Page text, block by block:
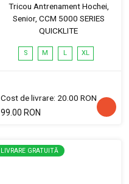
Tricou Antrenament Hochei,
Senior, CCM 5000 SERIES
QUICKLITE
S M L XL
Cost de livrare: 20.00 RON
99.00 RON
LIVRARE GRATUITĂ